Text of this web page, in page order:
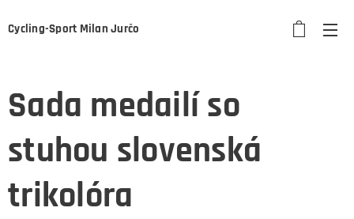
Cycling-Sport Milan Jurčo
Sada medailí so
stuhou slovenská
trikolóra